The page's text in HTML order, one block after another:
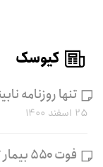
کیوسک
تنها روزنامه
۲۵ اسفند ۱۴۰۰
فوت ۵۵۰ بیمار تالاسمی در سه سال اخیر